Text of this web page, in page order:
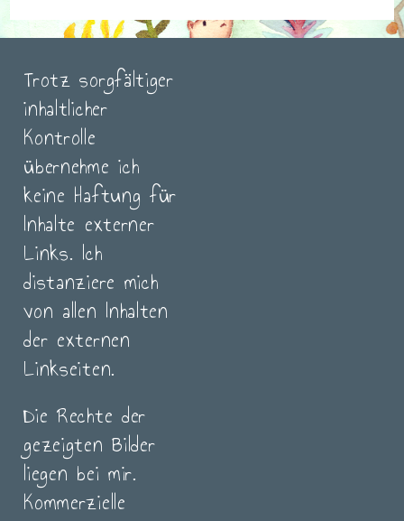
Trotz sorgfältiger
inhaltlicher
Kontrolle
übernehme ich
keine Haftung für
Inhalte externer
Links. Ich
distanziere mich
von allen Inhalten
der externen
Linkseiten.
Die Rechte der
gezeigten Bilder
liegen bei mir.
Kommerzielle